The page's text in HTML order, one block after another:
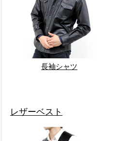
長袖シャツ
レザーベスト